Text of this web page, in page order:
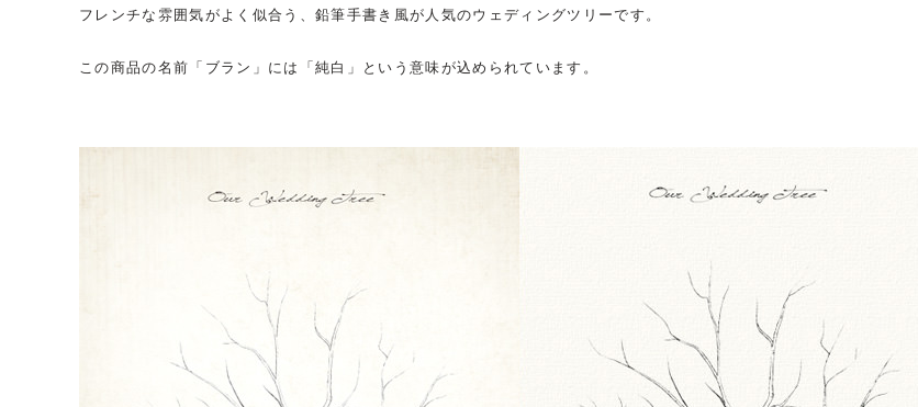
フレンチな雰囲気がよく似合う、鉛筆手書き風が人気のウェディングツリーです。
この商品の名前「ブラン」には「純白」という意味が込められています。